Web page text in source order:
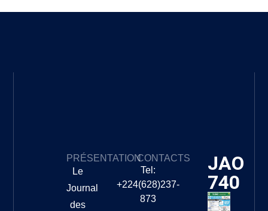
PRÉSENTATION
Le
Journal
des
CONTACTS
Tel:
+224(628)237-
873
JAO
740